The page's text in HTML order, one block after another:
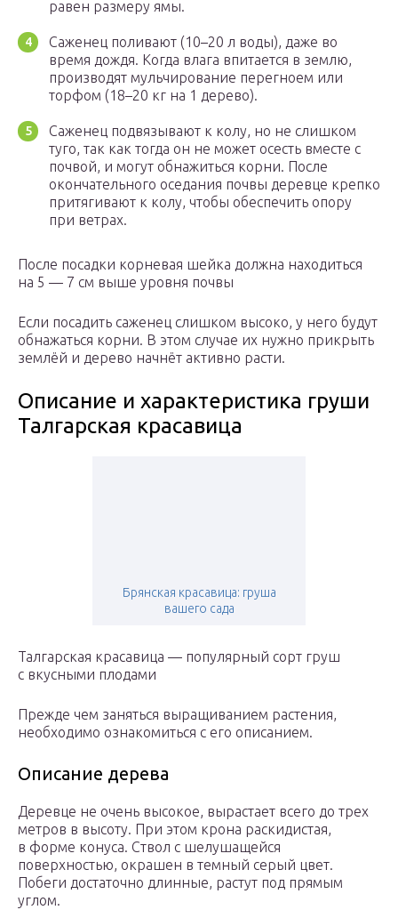
равен размеру ямы.
Саженец поливают (10–20 л воды), даже во
время дождя. Когда влага впитается в землю,
производят мульчирование перегноем или
торфом (18–20 кг на 1 дерево).
Саженец подвязывают к колу, но не слишком
туго, так как тогда он не может осесть вместе с
почвой, и могут обнажиться корни. После
окончательного оседания почвы деревце крепко
притягивают к колу, чтобы обеспечить опору
при ветрах.
После посадки корневая шейка должна находиться
на 5 — 7 см выше уровня почвы
Если посадить саженец слишком высоко, у него будут
обнажаться корни. В этом случае их нужно прикрыть
землёй и дерево начнёт активно расти.
Описание и характеристика груши
Талгарская красавица
Брянская красавица: груша
вашего сада
Талгарская красавица — популярный сорт груш
с вкусными плодами
Прежде чем заняться выращиванием растения,
необходимо ознакомиться с его описанием.
Описание дерева
Деревце не очень высокое, вырастает всего до трех
метров в высоту. При этом крона раскидистая,
в форме конуса. Ствол с шелушащейся
поверхностью, окрашен в темный серый цвет.
Побеги достаточно длинные, растут под прямым
углом.